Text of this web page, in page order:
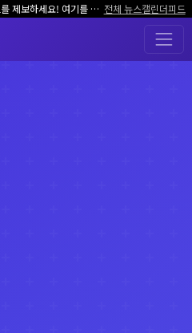
뉴스나 커뮤니티 링크를 제보하세요! 여기를 클릭해서 알려주세요. 전체 뉴스캘린더피드